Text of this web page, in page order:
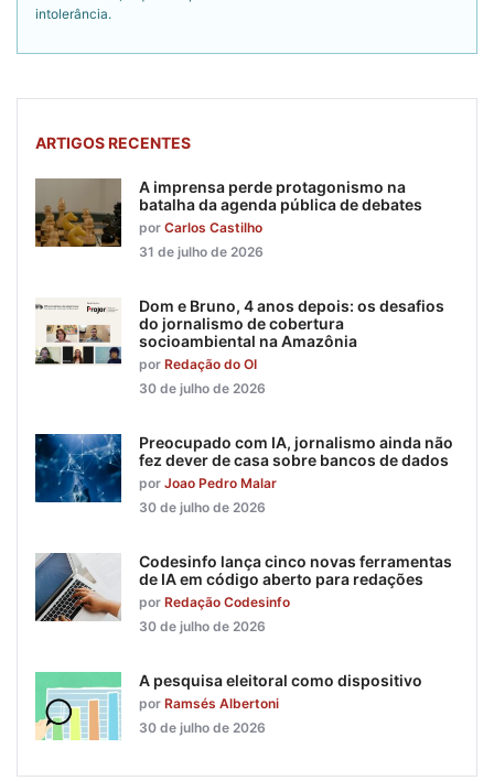
intolerância.
ARTIGOS RECENTES
A imprensa perde protagonismo na
batalha da agenda pública de debates
por Carlos Castilho
31 de julho de 2026
Dom e Bruno, 4 anos depois: os desafios
do jornalismo de cobertura
socioambiental na Amazônia
por Redação do OI
30 de julho de 2026
Preocupado com IA, jornalismo ainda não
fez dever de casa sobre bancos de dados
por Joao Pedro Malar
30 de julho de 2026
Codesinfo lança cinco novas ferramentas
de IA em código aberto para redações
por Redação Codesinfo
30 de julho de 2026
A pesquisa eleitoral como dispositivo
por Ramsés Albertoni
30 de julho de 2026